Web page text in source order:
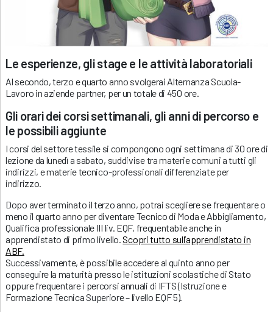
Le esperienze, gli stage e le attività laboratoriali
Al secondo, terzo e quarto anno svolgerai Alternanza Scuola-
Lavoro in aziende partner, per un totale di 450 ore.
Gli orari dei corsi settimanali, gli anni di percorso e
le possibili aggiunte
I corsi del settore tessile si compongono ogni settimana di 30 ore di
lezione da lunedì a sabato, suddivise tra materie comuni a tutti gli
indirizzi, e materie tecnico-professionali differenziate per
indirizzo.
Dopo aver terminato il terzo anno, potrai scegliere se frequentare o
meno il quarto anno per diventare Tecnico di Moda e Abbigliamento,
Qualifica professionale III liv. EQF, frequentabile anche in
apprendistato di primo livello.Scopri tutto sull’apprendistato in
ABF.
Successivamente, è possibile accedere al quinto anno per
conseguire la maturità presso le istituzioni scolastiche di Stato
oppure frequentare i percorsi annuali di IFTS (Istruzione e
Formazione Tecnica Superiore – livello EQF 5).